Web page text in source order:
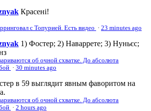
Красені!
с Топурией. Есть видео · 23 minutes ago
1) Фостер; 2) Наваррете; 3) Нуньєс;
об очной схватке. До абсолюта
· 30 minutes ago
в 59 выглядит явным фаворитом на
об очной схватке. До абсолюта
· 2 hours ago